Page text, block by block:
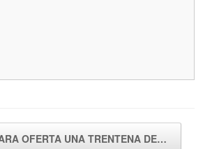
OFERTA UNA TRENTENA DE…